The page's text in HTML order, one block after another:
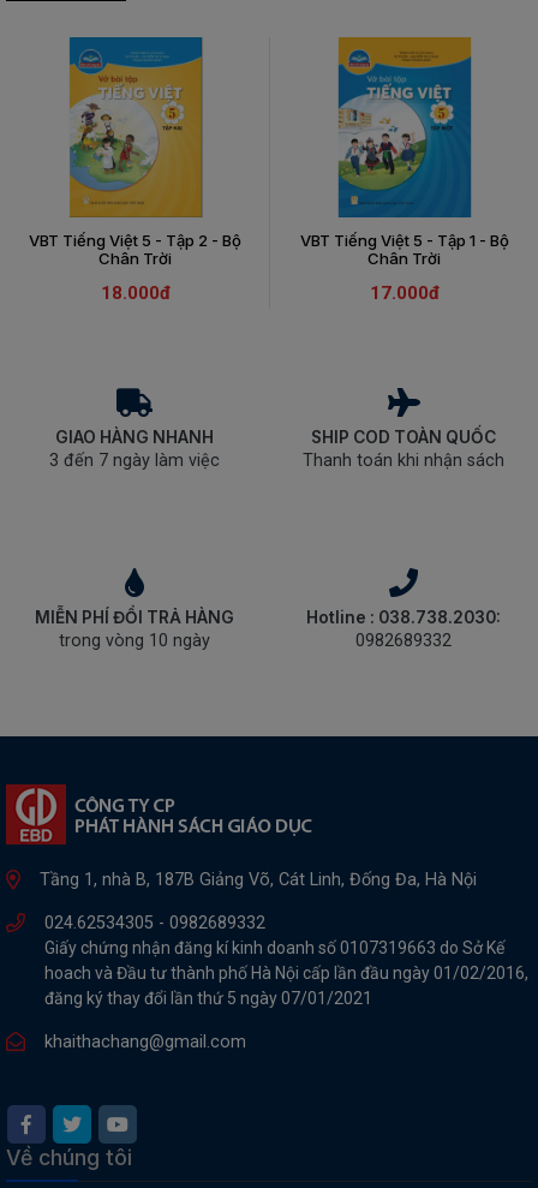
VBT Tiếng Việt 5 - Tập 2 - Bộ
Chân Trời
18.000đ
VBT Tiếng Việt 5 - Tập 1 - Bộ
Chân Trời
17.000đ
GIAO HÀNG NHANH
3 đến 7 ngày làm việc
SHIP COD TOÀN QUỐC
Thanh toán khi nhận sách
MIỄN PHÍ ĐỔI TRẢ HÀNG
trong vòng 10 ngày
Hotline : 038.738.2030:
0982689332
Tầng 1, nhà B, 187B Giảng Võ, Cát Linh, Đống Đa, Hà Nội
024.62534305 - 0982689332
Giấy chứng nhận đăng kí kinh doanh số 0107319663 do Sở Kế
hoach và Đầu tư thành phố Hà Nội cấp lần đầu ngày 01/02/2016,
đăng ký thay đổi lần thứ 5 ngày 07/01/2021
khaithachang@gmail.com
Về chúng tôi